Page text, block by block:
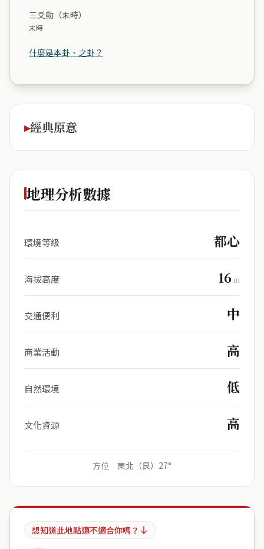
三爻動（未時）
未時
什麼是本卦、之卦？
經典原意
地理分析數據
環境等級 都心
海拔高度 16m
交通便利 中
商業活動 高
自然環境 低
文化資源 高
方位 東北（艮）27°
想知道此地點適不適合你嗎？